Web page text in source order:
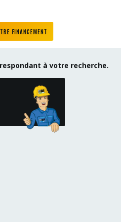
FINANCEMENT
à votre recherche.